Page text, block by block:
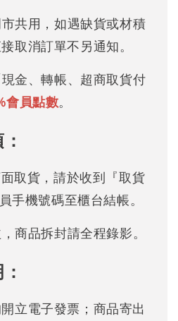
共用，如遇缺貨或材積
取消訂單不另通知。
金、轉帳、超商取貨付
會員點數。
取貨，請於收到『取貨
手機號碼至櫃台結帳。
商品拆封請全程錄影。
立電子發票；商品寄出